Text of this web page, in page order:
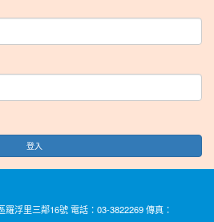
登入
浮里三鄰16號 電話：03-3822269 傳真：